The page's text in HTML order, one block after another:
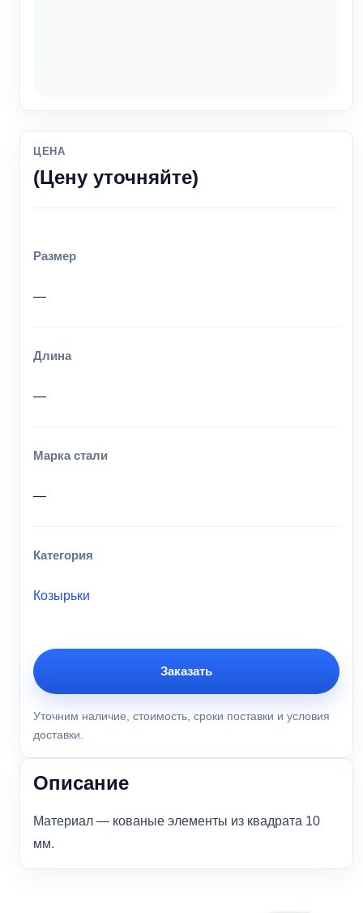
ЦЕНА
(Цену уточняйте)
Размер
—
Длина
—
Марка стали
—
Категория
Козырьки
Заказать
Уточним наличие, стоимость, сроки поставки и условия
доставки.
Описание
Материал — кованые элементы из квадрата 10
мм.